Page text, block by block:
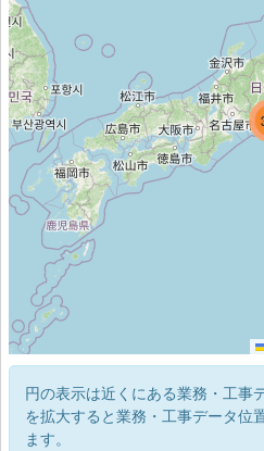
円の表示は近くにある業務・工事
を拡大すると業務・工事データ位
ます。